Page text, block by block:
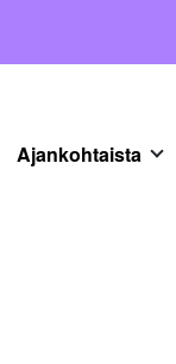
Ajankohtaista